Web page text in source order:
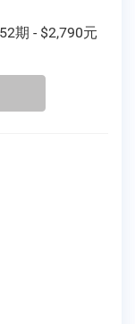
期 - $2,790元